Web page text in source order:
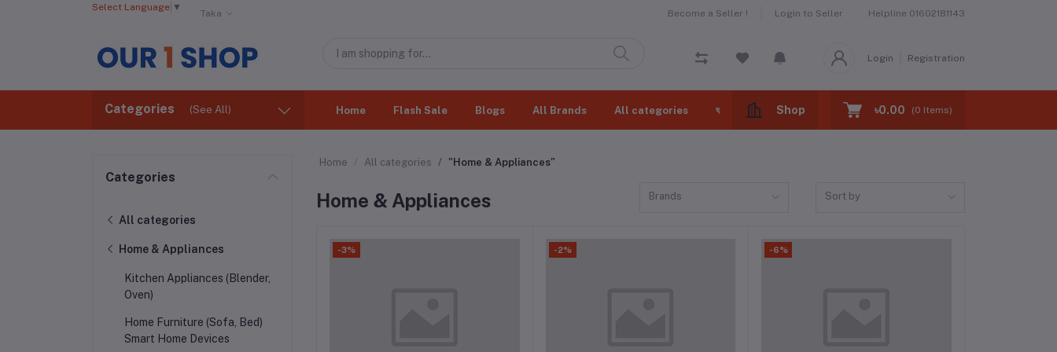
Select Language ▼
Taka Become a Seller ! Login to Seller Helpline 01602181143
Login Registration
Categories (See All) Home Flash Sale Blogs All Brands All categories ঘরের বাজার -home market ঝটপট খাবার -fast foods
Shop ৳0.00 (0 Items)
Categories
All categories
Home & Appliances
Kitchen Appliances (Blender,
Oven)
Home Furniture (Sofa, Bed) ​
Smart Home Devices
Home All categories "Home & Appliances"
Home & Appliances Brands Sort by
-3% -2% -6%